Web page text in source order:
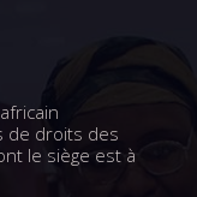
de droits des
le siège est à